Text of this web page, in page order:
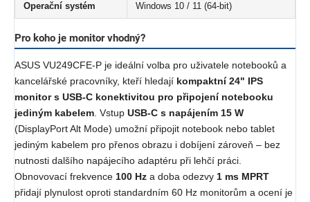
Operační systém Windows 10 / 11 (64-bit)
Pro koho je monitor vhodný?
ASUS VU249CFE-P je ideální volba pro uživatele notebooků a
kancelářské pracovníky, kteří hledají kompaktní 24" IPS
monitor s USB-C konektivitou pro připojení notebooku
jediným kabelem. Vstup USB-C s napájením 15 W
(DisplayPort Alt Mode) umožní připojit notebook nebo tablet
jediným kabelem pro přenos obrazu i dobíjení zároveň – bez
nutnosti dalšího napájecího adaptéru při lehčí práci.
Obnovovací frekvence 100 Hz a doba odezvy 1 ms MPRT
přidají plynulost oproti standardním 60 Hz monitorům a ocení je